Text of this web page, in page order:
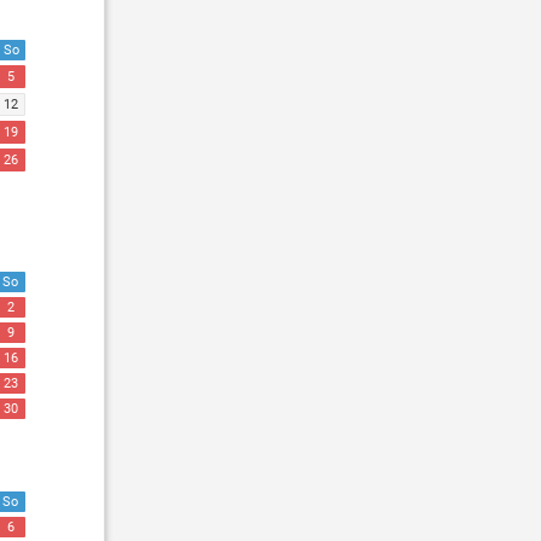
So
5
12
19
26
So
2
9
16
23
30
So
6